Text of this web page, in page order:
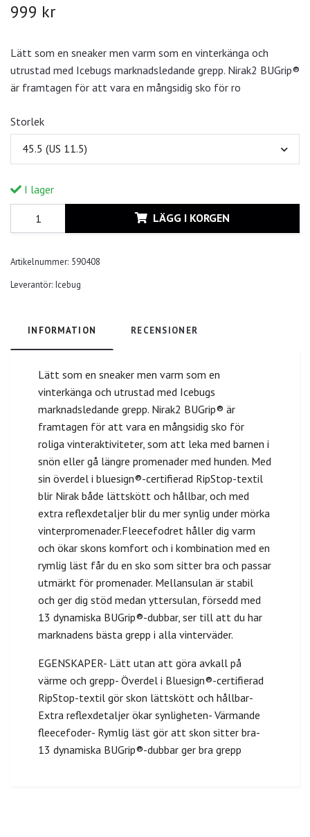
999 kr
Lätt som en sneaker men varm som en vinterkänga och
utrustad med Icebugs marknadsledande grepp. Nirak2 BUGrip®
är framtagen för att vara en mångsidig sko för ro
Storlek
45.5 (US 11.5)
I lager
LÄGG I KORGEN
Artikelnummer: 590408
Leverantör: Icebug
INFORMATION RECENSIONER
Lätt som en sneaker men varm som en
vinterkänga och utrustad med Icebugs
marknadsledande grepp. Nirak2 BUGrip® är
framtagen för att vara en mångsidig sko för
roliga vinteraktiviteter, som att leka med barnen i
snön eller gå längre promenader med hunden. Med
sin överdel i bluesign®-certifierad RipStop-textil
blir Nirak både lättskött och hållbar, och med
extra reflexdetaljer blir du mer synlig under mörka
vinterpromenader.Fleecefodret håller dig varm
och ökar skons komfort och i kombination med en
rymlig läst får du en sko som sitter bra och passar
utmärkt för promenader. Mellansulan är stabil
och ger dig stöd medan yttersulan, försedd med
13 dynamiska BUGrip®-dubbar, ser till att du har
marknadens bästa grepp i alla vinterväder.
EGENSKAPER- Lätt utan att göra avkall på
värme och grepp- Överdel i Bluesign®-certifierad
RipStop-textil gör skon lättskött och hållbar-
Extra reflexdetaljer ökar synligheten- Värmande
fleecefoder- Rymlig läst gör att skon sitter bra-
13 dynamiska BUGrip®-dubbar ger bra grepp